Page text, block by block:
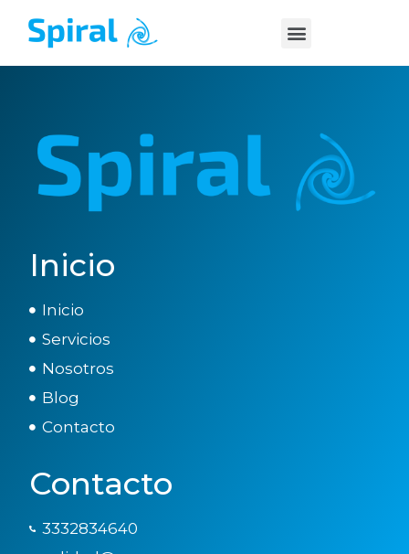
Inicio
Inicio
Servicios
Nosotros
Blog
Contacto
Contacto
3332834640